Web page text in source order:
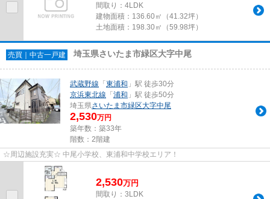
間取り：4LDK
建物面積： 136.60㎡（41.32坪）
土地面積： 198.30㎡（59.98坪）
売買｜中古一戸建 埼玉県さいたま市緑区大字中尾
武蔵野線 「 東浦和 」駅 徒歩30分
京浜東北線 「 浦和 」駅 徒歩50分
埼玉県さいたま市緑区大字中尾
2,530万円
築年数：築33年
階数：2階建
☆周辺施設充実☆ 中尾小学校、東浦和中学校エリア！
2,530万円
間取り：3LDK